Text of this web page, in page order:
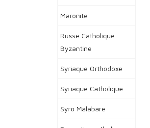
Maronite
Russe Catholique
Byzantine
Syriaque Orthodoxe
Syriaque Catholique
Syro Malabare